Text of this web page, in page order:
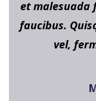
et malesuada
faucibus.
vel,